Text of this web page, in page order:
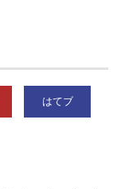
はてブ